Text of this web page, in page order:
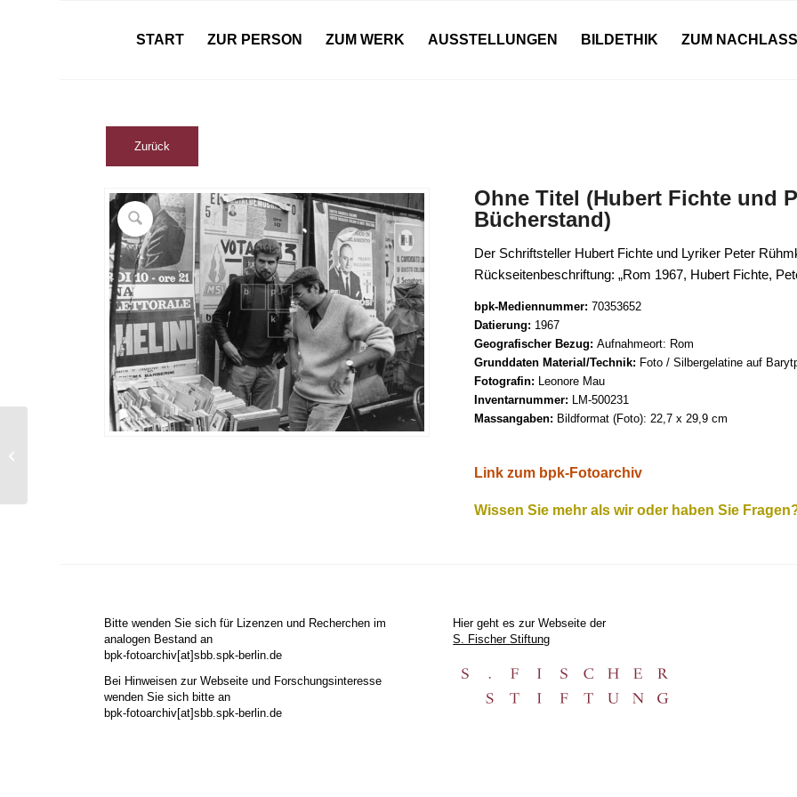
START ZUR PERSON ZUM WERK AUSSTELLUNGEN BILDETHIK ZUM NACHLASS
Ohne Titel (Hubert Fichte und
Bücherstand)
Der Schriftsteller Hubert Fichte und Lyriker Peter
Rückseitenbeschriftung: „Rom 1967, Hubert Fichte,
bpk-Mediennummer:70353652
Datierung: 1967
Geografischer Bezug:Aufnahmeort: Rom
Grunddaten Material/Technik: Foto / Silbergelatine auf
Fotografin:
Leonore Mau
Inventarnummer:
LM-500231
Massangaben: Bildformat (Foto): 22,7 x 29,9 cm
Link zum bpk-Fotoarchiv
Wissen Sie mehr als wir oder haben Sie
Bitte wenden Sie sich für Lizenzen und Recherchen im
analogen Bestand an
bpk-fotoarchiv[at]sbb.spk-berlin.de
Bei Hinweisen zur Webseite und Forschungsinteresse
wenden Sie sich bitte an
bpk-fotoarchiv[at]sbb.spk-berlin.de
Hier geht es zur Webseite der
S. Fischer Stiftung
Ohne Titel (Hubert